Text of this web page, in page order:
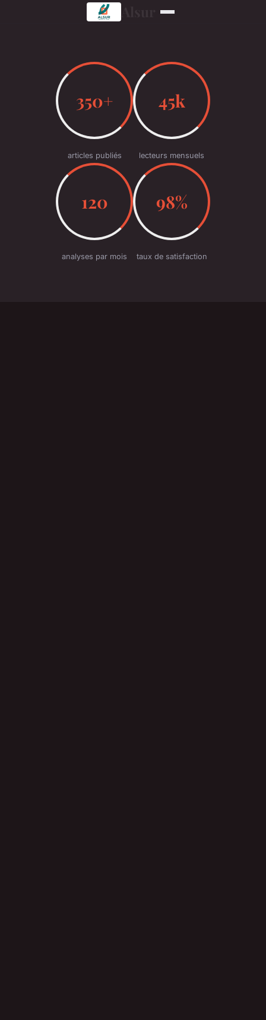
350+
articles publiés
45k
lecteurs mensuels
120
analyses par mois
98%
taux de satisfaction